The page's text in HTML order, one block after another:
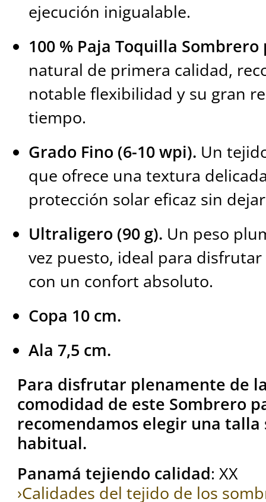
ejecución inigualable.
100 % Paja Toquilla Sombrero
natural de primera calidad,
notable flexibilidad y su gran
tiempo.
Grado Fino (6-10 wpi). Un
que ofrece una textura
protección solar eficaz sin
Ultraligero (90 g). Un peso
vez puesto, ideal para
con un confort absoluto.
Copa 10 cm.
Ala 7,5 cm.
Para disfrutar plenamente de
comodidad de este Sombrero
recomendamos elegir una
habitual.
Panamá tejiendo calidad: XX
›Calidades del tejido de los